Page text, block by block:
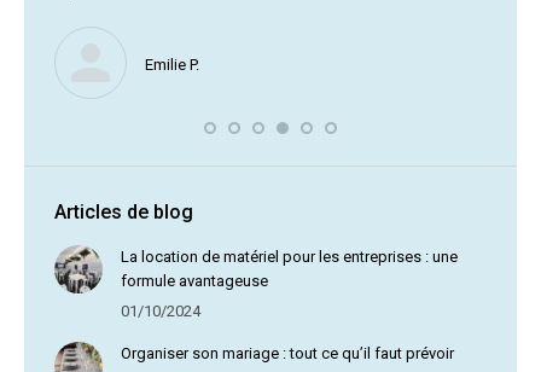
Emilie P.
Articles de blog
La location de matériel pour les entreprises : une
formule avantageuse
01/10/2024
Organiser son mariage : tout ce qu’il faut prévoir